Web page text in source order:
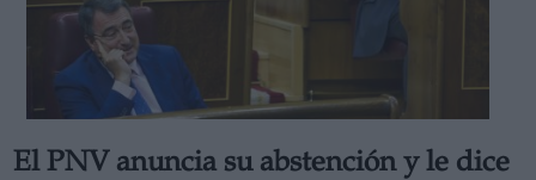
El PNV anuncia su abstención y le dice